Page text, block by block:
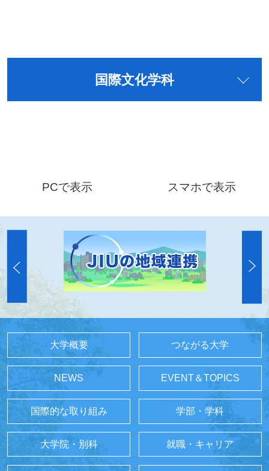
国際文化学科
PCで表示 スマホで表示
大学概要 つながる大学
NEWS EVENT＆TOPICS
国際的な取り組み 学部・学科
大学院・別科 就職・キャリア